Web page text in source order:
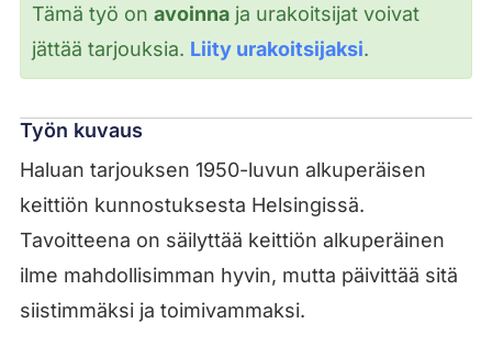
Tämä työ on avoinnaja urakoitsijat voivat
jättää tarjouksia. Liity urakoitsijaksi.
Työn kuvaus
Haluan tarjouksen 1950-luvun alkuperäisen
keittiön kunnostuksesta Helsingissä.
Tavoitteena on säilyttää keittiön alkuperäinen
ilme mahdollisimman hyvin, mutta päivittää sitä
siistimmäksi ja toimivammaksi.